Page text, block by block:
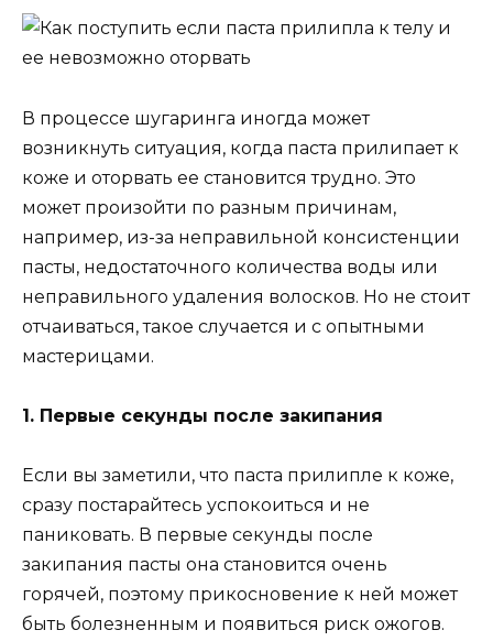
В процессе шугаринга иногда может
возникнуть ситуация, когда паста прилипает к
коже и оторвать ее становится трудно. Это
может произойти по разным причинам,
например, из-за неправильной консистенции
пасты, недостаточного количества воды или
неправильного удаления волосков. Но не стоит
отчаиваться, такое случается и с опытными
мастерицами.
1. Первые секунды после закипания
Если вы заметили, что паста прилипле к коже,
сразу постарайтесь успокоиться и не
паниковать. В первые секунды после
закипания пасты она становится очень
горячей, поэтому прикосновение к ней может
быть болезненным и появиться риск ожогов.